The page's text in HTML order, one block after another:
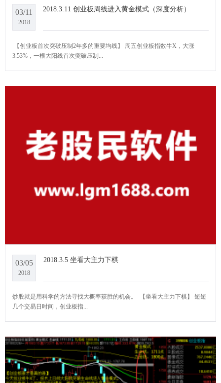
03/11
2018
2018.3.11 创业板周线进入黄金模式（深度分析）
​​​ 【创业板首次突破压制2年多的重要均线】 周五创业板指数牛X，大涨
3.53%，一根大阳线首次突破压制...
03/05
2018
2018.3.5 坐看大主力下棋
炒股就是用科学的方法寻找大概率获胜的机会。 ​​​ 【坐看大主力下棋】 短短
几个交易日时间，创业板指...